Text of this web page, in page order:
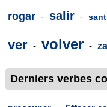
rogar - salir -
ver - volver -
Derniers verbes